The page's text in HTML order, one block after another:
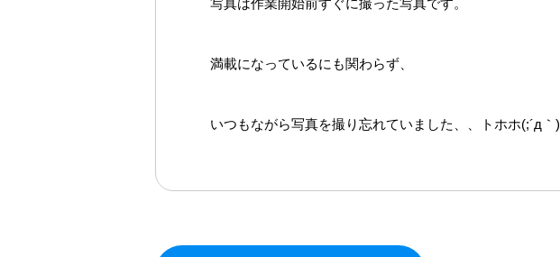
満載になっているにも関わらず、
いつもながら写真を撮り忘れていました、、トホホ(;´д｀)